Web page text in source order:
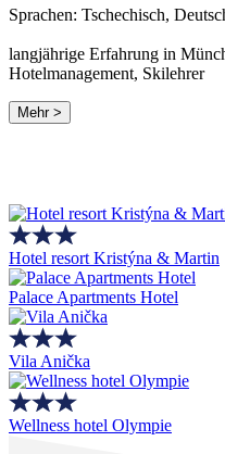
Sprachen: Tschechisch,
langjährige Erfahrung in
Hotelmanagement, Skilehrer
Mehr >
Hotel resort Kristýna & Martin
Palace Apartments Hotel
Vila Anička
Wellness hotel Olympie